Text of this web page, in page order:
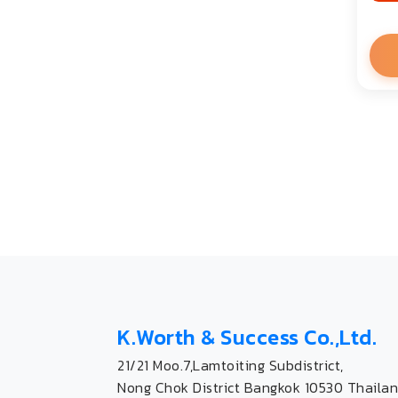
K.Worth & Success Co.,Ltd.
21/21 Moo.7,Lamtoiting Subdistrict,
Nong Chok District Bangkok 10530